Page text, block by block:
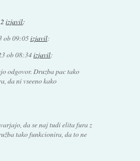
izjavil:
ob 09:05izjavil:
ob 08:34izjavil:
odgovor. Druzba pac tako
da ni vseeno kako
da se naj tudi elita fura z
tako funkcionira, da to ne